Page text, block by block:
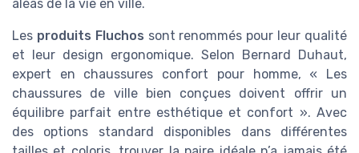
aléas de la vie en ville.
Les produits Fluchos sont renommés pour leur qualité
et leur design ergonomique. Selon Bernard Duhaut,
expert en chaussures confort pour homme, « Les
chaussures de ville bien conçues doivent offrir un
équilibre parfait entre esthétique et confort ». Avec
des options standard disponibles dans différentes